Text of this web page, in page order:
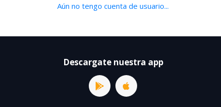
Aún no tengo cuenta de usuario...
Descargate nuestra app